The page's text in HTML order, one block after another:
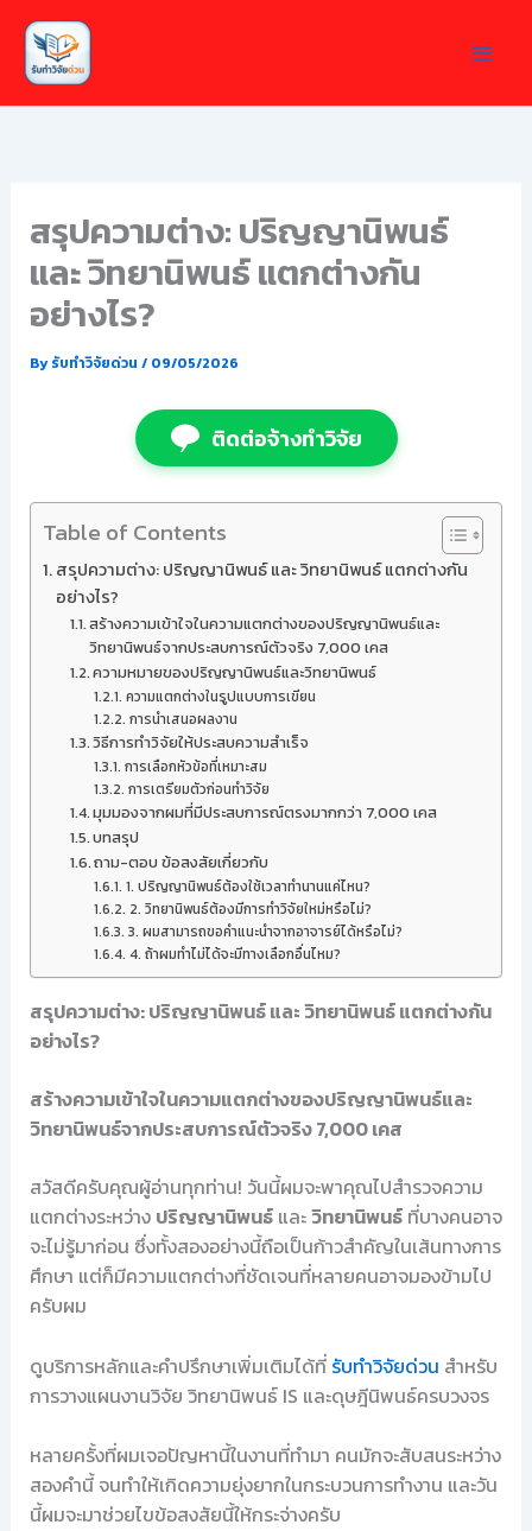
Skip
content
สรุปความต่าง: ปริญญานิพนธ์
และ วิทยานิพนธ์ แตกต่างกัน
อย่างไร?
Byรับทำวิจัยด่วน / 09/05/2026
ติดต่อจ้างทำวิจัย
Table of Contents
สรุปความต่าง: ปริญญานิพนธ์ และ วิทยานิพนธ์ แตกต่างกัน
อย่างไร?
สร้างความเข้าใจในความแตกต่างของปริญญานิพนธ์และ
วิทยานิพนธ์จากประสบการณ์ตัวจริง 7,000 เคส
ความหมายของปริญญานิพนธ์และวิทยานิพนธ์
ความแตกต่างในรูปแบบการเขียน
การนำเสนอผลงาน
วิธีการทำวิจัยให้ประสบความสำเร็จ
การเลือกหัวข้อที่เหมาะสม
การเตรียมตัวก่อนทำวิจัย
มุมมองจากผมที่มีประสบการณ์ตรงมากกว่า 7,000 เคส
บทสรุป
ถาม-ตอบ ข้อสงสัยเกี่ยวกับ
1. ปริญญานิพนธ์ต้องใช้เวลาทำนานแค่ไหน?
2. วิทยานิพนธ์ต้องมีการทำวิจัยใหม่หรือไม่?
3. ผมสามารถขอคำแนะนำจากอาจารย์ได้หรือไม่?
4. ถ้าผมทำไม่ได้จะมีทางเลือกอื่นไหม?
สรุปความต่าง: ปริญญานิพนธ์ และ วิทยานิพนธ์ แตกต่างกัน
อย่างไร?
สร้างความเข้าใจในความแตกต่างของปริญญานิพนธ์และ
วิทยานิพนธ์จากประสบการณ์ตัวจริง 7,000 เคส
สวัสดีครับคุณผู้อ่านทุกท่าน! วันนี้ผมจะพาคุณไปสำรวจความ
แตกต่างระหว่าง ปริญญานิพนธ์และวิทยานิพนธ์ที่บางคนอาจ
จะไม่รู้มาก่อน ซึ่งทั้งสองอย่างนี้ถือเป็นก้าวสำคัญในเส้นทางการ
ศึกษา แต่ก็มีความแตกต่างที่ชัดเจนที่หลายคนอาจมองข้ามไป
ครับผม
ดูบริการหลักและคำปรึกษาเพิ่มเติมได้ที่ รับทำวิจัยด่วน สำหรับ
การวางแผนงานวิจัย วิทยานิพนธ์ IS และดุษฎีนิพนธ์ครบวงจร
หลายครั้งที่ผมเจอปัญหานี้ในงานที่ทำมา คนมักจะสับสนระหว่าง
สองคำนี้ จนทำให้เกิดความยุ่งยากในกระบวนการทำงาน และวัน
นี้ผมจะมาช่วยไขข้อสงสัยนี้ให้กระจ่างครับ